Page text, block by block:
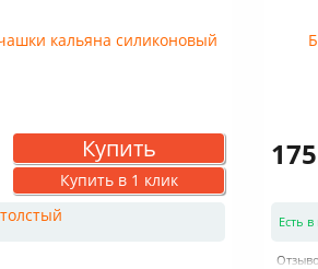
Купить
Купить в 1 клик
Есть